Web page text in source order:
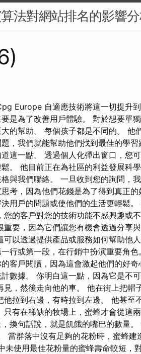
法對網站排名的影響
Europe 自適應技術將這一切提升
是為了改善用戶體驗。 對於想要單
的幫助。 每個孩子都是不同的。 他
，我們就能幫助他們找到最佳的學習
這一點。 透過個人化彈出窗口，您
。 他目前正在為社區的利益發展科
與我們聯絡。 一旦收到您的詢問，
考，因為他們花錢是為了得到真正
用戶的問題或使他們的生活更輕鬆
您的客戶對您的技術功能不感興趣或
要，因為它們讓您有機會透過分享
以透過提供產品或服務如何幫助他
行或第一段，在行銷中扮演重要角
客戶閱讀，因為這會激起他們的好
數據。 你明白這一點，因為它是不
見，然後走向他的車。 他在街上把帽
他拉到右邊，有時拉到左邊。 他甚至
有在稀缺的牧場上，蜜蜂才會從這
換句話說，就是飢餓的嘴巴的數量
當群落中沒有足夠的花粉時，蜜蜂
未使用最佳花粉量的蜜蜂壽命較短，